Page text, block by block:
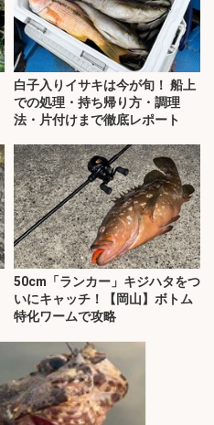
白子入りイサキは今が旬！ 船上
での処理・持ち帰り方・調理
法・片付けまで徹底レポート
50cm「ランカー」キジハタをつ
いにキャッチ！【岡山】ボトム
特化ワームで攻略